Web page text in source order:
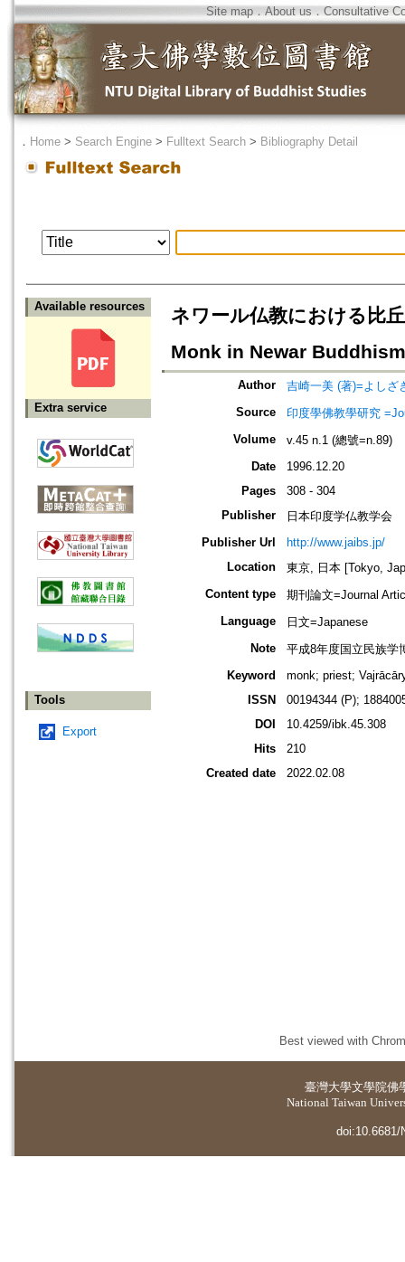
Site map．About us ． Consultative
． Home > Search Engine > Fulltext Search > Bibliography Detail
Available resources
Extra service
Tools
Export
ネワール仏教における比
Monk in Newar
Author
吉崎一美 (著)=よしざ
Source
印度學佛教學研究
Volume
v.45 n.1 (總號=n.89)
Date
1996.12.20
Pages
308 - 304
Publisher
日本印度学仏教学会
Publisher Url
http://www.jaibs.jp/
Location
東京, 日本 [Tokyo,
Content type
期刊論文=Journal
Language
日文=Japanese
Note
平成8年度国立民族学
Keyword
monk; priest;
ISSN
00194344 (P);
DOI
10.4259/ibk.45.308
Hits
210
Created date
2022.02.08
Best viewed with
臺灣大學文學院佛
National Taiwan
doi:10.6681/